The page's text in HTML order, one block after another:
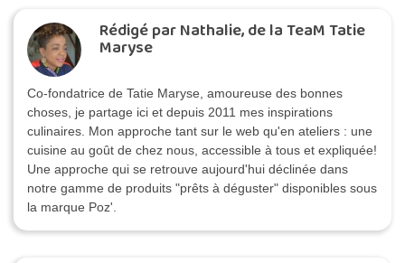
Rédigé par Nathalie, de la TeaM Tatie
Maryse
Co-fondatrice de Tatie Maryse, amoureuse des bonnes
choses, je partage ici et depuis 2011 mes inspirations
culinaires. Mon approche tant sur le web qu'en ateliers : une
cuisine au goût de chez nous, accessible à tous et expliquée!
Une approche qui se retrouve aujourd'hui déclinée dans
notre gamme de produits "prêts à déguster" disponibles sous
la marque Poz'.